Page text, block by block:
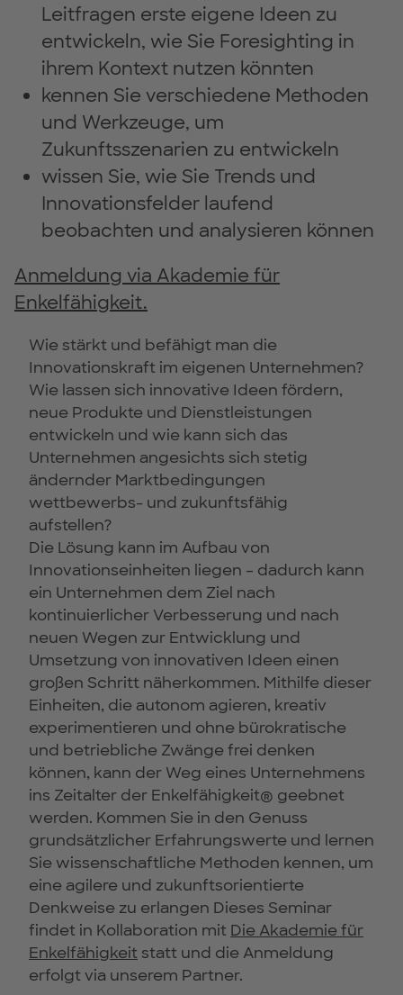
Leitfragen erste eigene Ideen zu
entwickeln, wie Sie Foresighting in
ihrem Kontext nutzen könnten
kennen Sie verschiedene Methoden
und Werkzeuge, um
Zukunftsszenarien zu entwickeln
wissen Sie, wie Sie Trends und
Innovationsfelder laufend
beobachten und analysieren können
Anmeldung via Akademie für
Enkelfähigkeit.
Wie stärkt und befähigt man die
Innovationskraft im eigenen Unternehmen?
Wie lassen sich innovative Ideen fördern,
neue Produkte und Dienstleistungen
entwickeln und wie kann sich das
Unternehmen angesichts sich stetig
ändernder Marktbedingungen
wettbewerbs- und zukunftsfähig
aufstellen?
Die Lösung kann im Aufbau von
Innovationseinheiten liegen – dadurch kann
ein Unternehmen dem Ziel nach
kontinuierlicher Verbesserung und nach
neuen Wegen zur Entwicklung und
Umsetzung von innovativen Ideen einen
großen Schritt näherkommen. Mithilfe dieser
Einheiten, die autonom agieren, kreativ
experimentieren und ohne bürokratische
und betriebliche Zwänge frei denken
können, kann der Weg eines Unternehmens
ins Zeitalter der Enkelfähigkeit® geebnet
werden. Kommen Sie in den Genuss
grundsätzlicher Erfahrungswerte und lernen
Sie wissenschaftliche Methoden kennen, um
eine agilere und zukunftsorientierte
Denkweise zu erlangen Dieses Seminar
findet in Kollaboration mit Die Akademie für
Enkelfähigkeit statt und die Anmeldung
erfolgt via unserem Partner.